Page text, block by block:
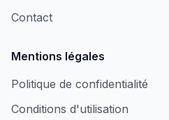
Contact
Mentions légales
Politique de confidentialité
Conditions d'utilisation